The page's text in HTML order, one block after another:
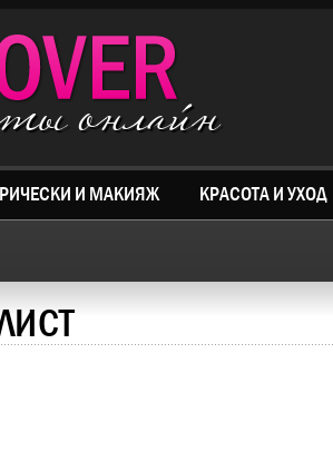
онлайн
И МАКИЯЖ КРАСОТА И УХОД